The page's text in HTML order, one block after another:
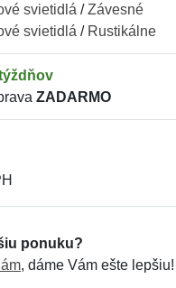
svietidlá /Závesné
svietidlá / Rustikálne
ZADARMO
ponuku?
, dáme Vám ešte lepšiu!